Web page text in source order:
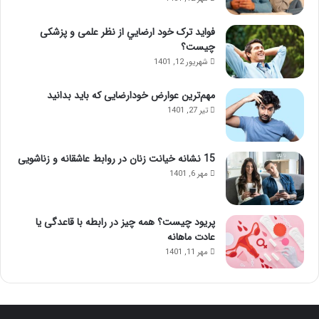
فواید ترک خود ارضايي از نظر علمی و پزشکی
چیست؟
شهریور 12, 1401
مهم‌ترین عوارض خودارضایی که باید بدانید
تیر 27, 1401
15 نشانه خیانت زنان در روابط عاشقانه و زناشویی
مهر 6, 1401
پریود چیست؟ همه چیز در رابطه با قاعدگی یا
عادت ماهانه
مهر 11, 1401